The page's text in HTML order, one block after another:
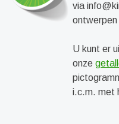
via
U kunt er
onze
i.c.m. met